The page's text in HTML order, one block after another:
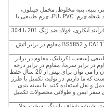
پنبه، پنبه مخلوط، مخمل چینلون،
پارچه ضد آب 3M، با ضد آتش و ضد شعله.چرم: PU، PVC، چرم طبیعی با
4. فلز: آهن: رنگ آمیزی اسپری یا فرآیند آبکاری، فولاد ضد زنگ 201 یا 304.
5. فوم: بیش از 40 درجه چگالی، CA117 و BS5852 مقاوم در برابر آتش
(سخت، اکریلیک، مقاوم در برابر
در برابر سرما، مقاوم در برابر درجه
حرارت بالا و بادوام، ظاهر و رنگ آن را می توان برای بیش از 20 سال حفظ
که ما داریم. در تولید، تکمیل با طرز
و نقل استفاده کنید. با بسته بندی
سفر ایمن و طولانی محصولات تکمیل